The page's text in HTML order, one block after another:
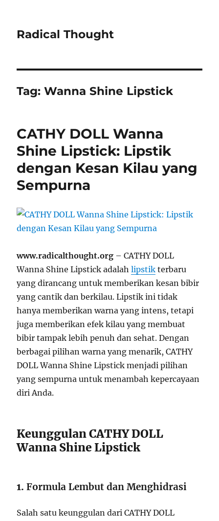
Radical Thought
Tag:Wanna Shine Lipstick
CATHY DOLL Wanna
Shine Lipstick: Lipstik
dengan Kesan Kilau yang
Sempurna
www.radicalthought.org – CATHY DOLL
Wanna Shine Lipstick adalahlipstik terbaru
yang dirancang untuk memberikan kesan bibir
yang cantik dan berkilau. Lipstik ini tidak
hanya memberikan warna yang intens, tetapi
juga memberikan efek kilau yang membuat
bibir tampak lebih penuh dan sehat. Dengan
berbagai pilihan warna yang menarik, CATHY
DOLL Wanna Shine Lipstick menjadi pilihan
yang sempurna untuk menambah kepercayaan
diri Anda.
Keunggulan CATHY DOLL
Wanna Shine Lipstick
1.Formula Lembut dan Menghidrasi
Salah satu keunggulan dari CATHY DOLL